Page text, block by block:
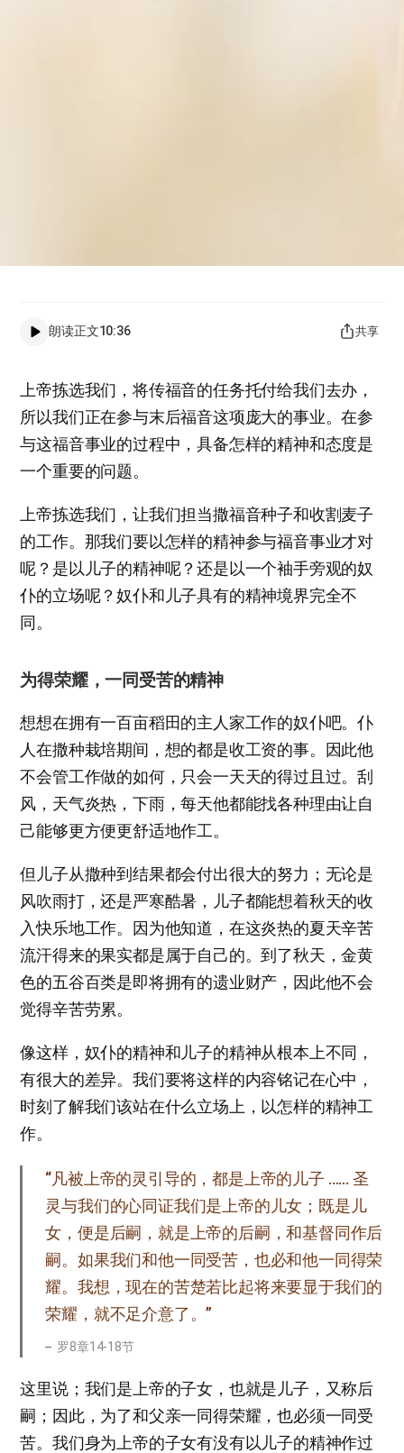
朗读正文10:36 共享
上帝拣选我们，将传福音的任务托付给我们去办，
所以我们正在参与末后福音这项庞大的事业。在参
与这福音事业的过程中，具备怎样的精神和态度是
一个重要的问题。
上帝拣选我们，让我们担当撒福音种子和收割麦子
的工作。那我们要以怎样的精神参与福音事业才对
呢？是以儿子的精神呢？还是以一个袖手旁观的奴
仆的立场呢？奴仆和儿子具有的精神境界完全不
同。
为得荣耀，一同受苦的精神
想想在拥有一百亩稻田的主人家工作的奴仆吧。仆
人在撒种栽培期间，想的都是收工资的事。因此他
不会管工作做的如何，只会一天天的得过且过。刮
风，天气炎热，下雨，每天他都能找各种理由让自
己能够更方便更舒适地作工。
但儿子从撒种到结果都会付出很大的努力；无论是
风吹雨打，还是严寒酷暑，儿子都能想着秋天的收
入快乐地工作。因为他知道，在这炎热的夏天辛苦
流汗得来的果实都是属于自己的。到了秋天，金黄
色的五谷百类是即将拥有的遗业财产，因此他不会
觉得辛苦劳累。
像这样，奴仆的精神和儿子的精神从根本上不同，
有很大的差异。我们要将这样的内容铭记在心中，
时刻了解我们该站在什么立场上，以怎样的精神工
作。
“凡被上帝的灵引导的，都是上帝的儿子 …… 圣
灵与我们的心同证我们是上帝的儿女；既是儿
女，便是后嗣，就是上帝的后嗣，和基督同作后
嗣。如果我们和他一同受苦，也必和他一同得荣
耀。我想，现在的苦楚若比起将来要显于我们的
荣耀，就不足介意了。”
罗8章14-18节
这里说；我们是上帝的子女，也就是儿子，又称后
嗣；因此，为了和父亲一同得荣耀，也必须一同受
苦。我们身为上帝的子女有没有以儿子的精神作过